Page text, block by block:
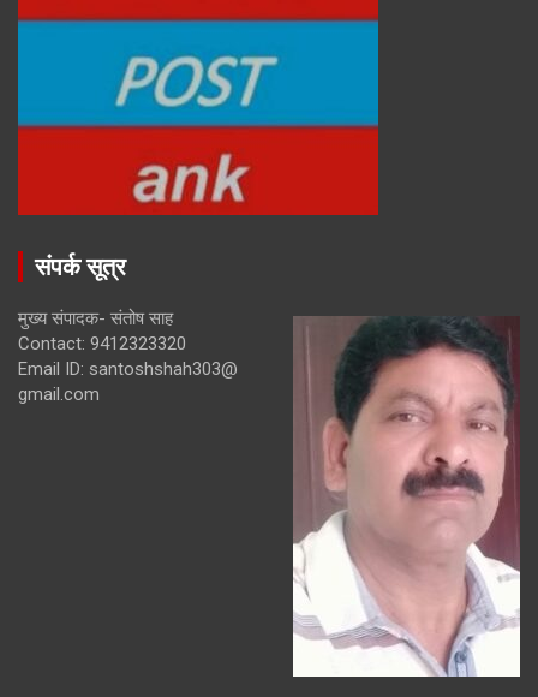
संपर्क सूत्र
मुख्य संपादक- संतोष साह
Contact: 9412323320
Email ID: santoshshah303@
gmail.com